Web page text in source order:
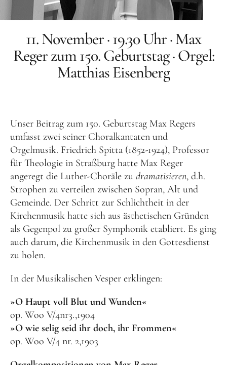
2019 · LOTTO-Stiftung Berlin
Festschrift
Konzertarchiv
Orgelherbst 2023
Orgelherbst 2022
Orgelakademie 2022
Orgelherbst 2021
Benefiz
11. November · 19.30 Uhr · Max
Reger zum 150. Geburtstag · Orgel:
Matthias Eisenberg
Unser Beitrag zum 150. Geburtstag Max Regers
umfasst zwei seiner Choralkantaten und
Orgelmusik. Friedrich Spitta (1852-1924), Professor
für Theologie in Straßburg hatte Max Reger
angeregt die Luther-Choräle zu dramatisieren, d.h.
Strophen zu verteilen zwischen Sopran, Alt und
Gemeinde. Der Schritt zur Schlichtheit in der
Kirchenmusik hatte sich aus ästhetischen Gründen
als Gegenpol zu großer Symphonik etabliert. Es ging
auch darum, die Kirchenmusik in den Gottesdienst
zu holen.
In der Musikalischen Vesper erklingen:
»O Haupt voll Blut und Wunden«
op. Woo V/4nr3.,1904
»O wie selig seid ihr doch, ihr Frommen«
op. Woo V/4 nr. 2,1903